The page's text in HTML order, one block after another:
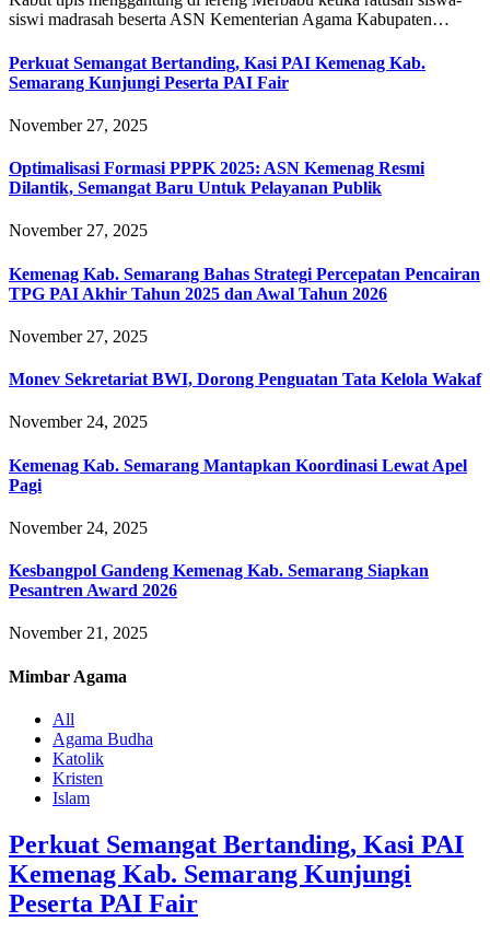
siswi madrasah beserta ASN Kementerian Agama Kabupaten…
Perkuat Semangat Bertanding, Kasi PAI Kemenag Kab.
Semarang Kunjungi Peserta PAI Fair
November 27, 2025
Optimalisasi Formasi PPPK 2025: ASN Kemenag Resmi
Dilantik, Semangat Baru Untuk Pelayanan Publik
November 27, 2025
Kemenag Kab. Semarang Bahas Strategi Percepatan Pencairan
TPG PAI Akhir Tahun 2025 dan Awal Tahun 2026
November 27, 2025
Monev Sekretariat BWI, Dorong Penguatan Tata Kelola Wakaf
November 24, 2025
Kemenag Kab. Semarang Mantapkan Koordinasi Lewat Apel
Pagi
November 24, 2025
Kesbangpol Gandeng Kemenag Kab. Semarang Siapkan
Pesantren Award 2026
November 21, 2025
Mimbar Agama
All
Agama Budha
Katolik
Kristen
Islam
Perkuat Semangat Bertanding, Kasi PAI
Kemenag Kab. Semarang Kunjungi
Peserta PAI Fair